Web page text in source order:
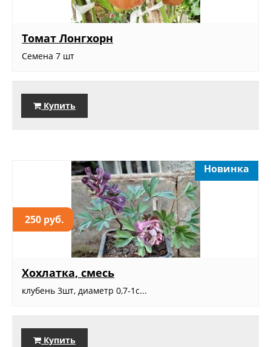
Томат Лонгхорн
Семена 7 шт
Купить
250 руб.
Новинка
Хохлатка, смесь
клубень 3шт, диаметр 0,7-1с...
Купить